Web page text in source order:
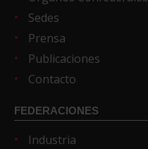
Sedes
Prensa
Publicaciones
Contacto
FEDERACIONES
Industria